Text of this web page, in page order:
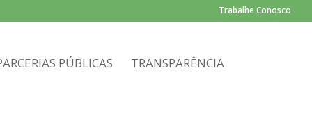
Trabalhe Conosco
PÚBLICAS TRANSPARÊNCIA